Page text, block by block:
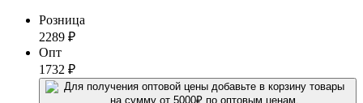
Розница
2289 ₽
Опт
1732 ₽